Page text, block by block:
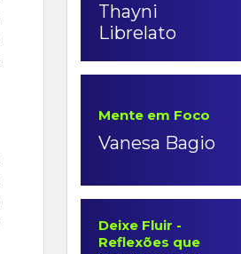
Thayni
Librelato
Mente em Foco
Vanesa Bagio
Deixe Fluir -
Reflexões que